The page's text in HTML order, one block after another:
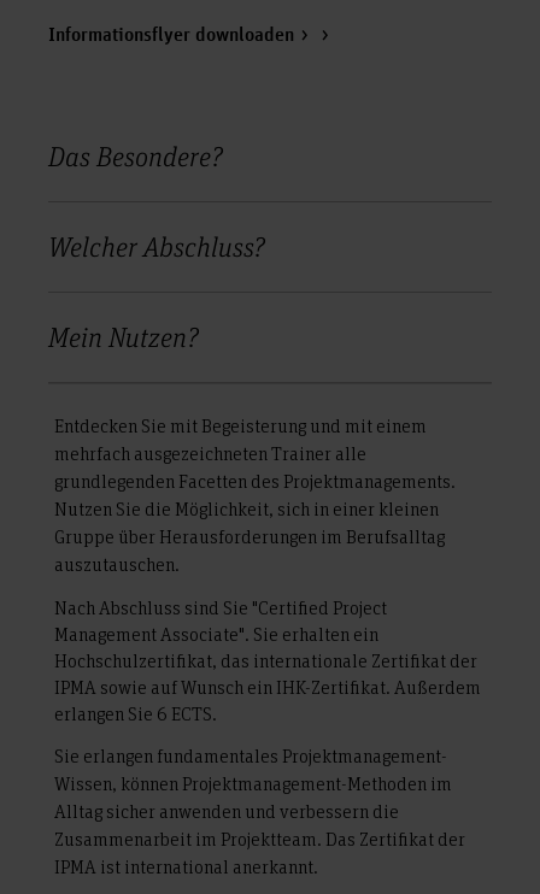
Informationsflyer downloaden
Das Besondere?
Welcher Abschluss?
Mein Nutzen?
Entdecken Sie mit Begeisterung und mit einem
mehrfach ausgezeichneten Trainer alle
grundlegenden Facetten des Projektmanagements.
Nutzen Sie die Möglichkeit, sich in einer kleinen
Gruppe über Herausforderungen im Berufsalltag
auszutauschen.
Nach Abschluss sind Sie "Certified Project
Management Associate". Sie erhalten ein
Hochschulzertifikat, das internationale Zertifikat der
IPMA sowie auf Wunsch ein IHK-Zertifikat. Außerdem
erlangen Sie 6 ECTS.
Sie erlangen fundamentales Projektmanagement-
Wissen, können Projektmanagement-Methoden im
Alltag sicher anwenden und verbessern die
Zusammenarbeit im Projektteam. Das Zertifikat der
IPMA ist international anerkannt.